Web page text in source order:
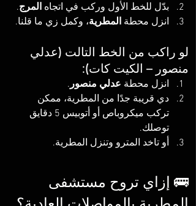
بدّل للخط الأول وركب في اتجاه المرج.
انزل محطة المطرية، وكمل زي ما قلنا.
لو راكب من الخط التالت (عدلي
منصور – الكيت كات):
انزل محطة عدلي منصور.
دي قريبة جدًا من المطرية، ممكن
تركب ميكروباص أو أتوبيس 5 دقايق
توصلك.
أو تاخد المترو وتنزل المطرية.
🚌 إزاي تروح مستشفى